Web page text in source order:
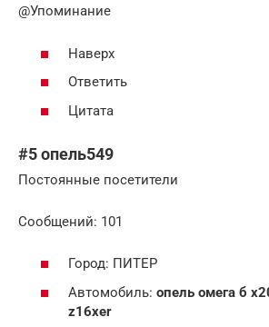
@Упоминание
Наверх
Ответить
Цитата
#5 опель549
Постоянные посетители
Cообщений: 101
Город: ПИТЕР
Автомобиль: опель омега б
z16xer